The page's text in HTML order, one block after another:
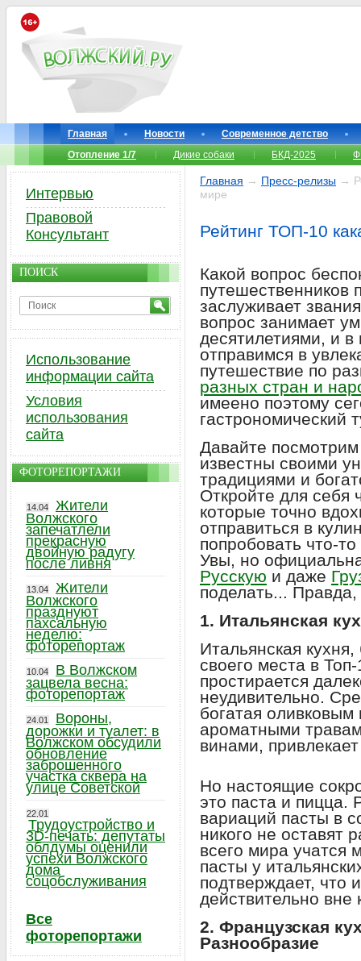
Главная Новости
Современное детство
Отопление 1/7
Дикие собаки БКД-2025
Главная → Пресс-релизы →
мире
Рейтинг ТОП-10
Какой вопрос
путешественников
заслуживает
вопрос занимает
десятилетиями, и в
отправимся в
путешествие по
разных стран и
имеено поэтому
гастрономический
Давайте
известны своими
традициями и
Откройте для себя
которые точно
отправиться в
попробовать что-
Увы, но
Русскую и даже
поделать... Правда,
1. Итальянская
Итальянская
своего места в
простирается
неудивительно.
богатая
ароматными
винами,
Но настоящие
это паста и пицца.
вариаций пасты в
никого не оставят
всего мира учатся
пасты у
подтверждает, что
действительно вне
2. Французская
Разнообразие
Интервью
Правовой
Консультант
ПОИСК
Использование
информации сайта
Условия
использования
сайта
ФОТОРЕПОРТАЖИ
14.04
Жители
Волжского
запечатлели
прекрасную
двойную радугу
после ливня
13.04
Жители
Волжского
празднуют
пахсальную
неделю:
фоторепортаж
10.04
В Волжском
зацвела весна:
фоторепортаж
24.01
Вороны,
дорожки и туалет: в
Волжском обсудили
обновление
заброшенного
участка сквера на
улице Советской
22.01
Трудоустройство и
3D-печать: депутаты
облдумы оценили
успехи Волжского
дома
соцобслуживания
Все
фоторепортажи